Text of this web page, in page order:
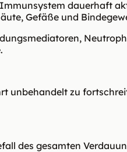
dauerhaft
Gefäße und
zu
des gesamten